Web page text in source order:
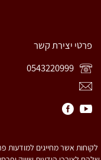
פרטי יצירת קשר
לקוחות אשר מחייגים למודעות